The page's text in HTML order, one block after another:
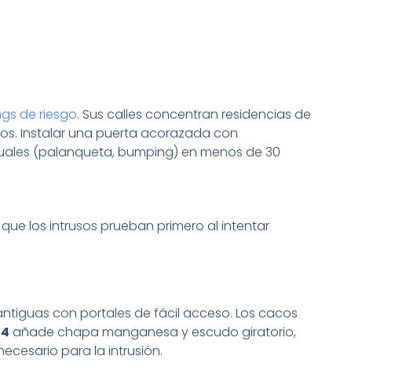
de riesgo. Sus calles concentran residencias de
Instalar una puerta acorazada con
(palanqueta, bumping) en menos de 30
los intrusos prueban primero al intentar
con portales de fácil acceso. Los cacos
añade chapa manganesa y escudo giratorio,
para la intrusión.